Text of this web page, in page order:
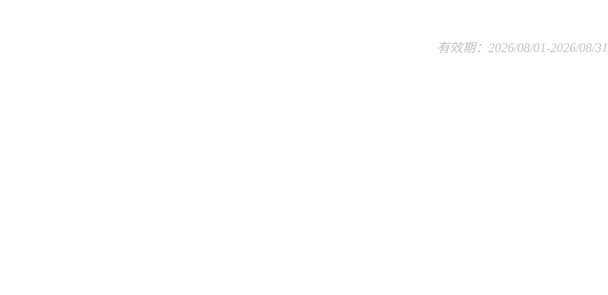
有效期：2026/08/01-2026/08/31